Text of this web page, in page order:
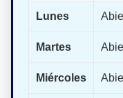
Lunes
Martes
Miércoles